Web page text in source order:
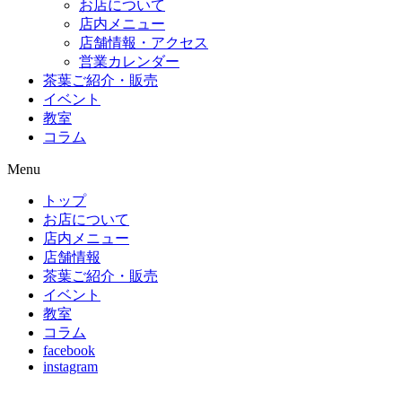
お店について
店内メニュー
店舗情報・アクセス
営業カレンダー
茶葉ご紹介・販売
イベント
教室
コラム
Menu
トップ
お店について
店内メニュー
店舗情報
茶葉ご紹介・販売
イベント
教室
コラム
facebook
instagram